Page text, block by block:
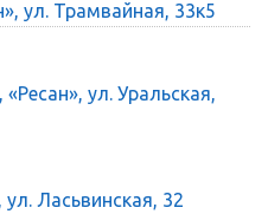
ул. Трамвайная, 33к5
ул. Уральская,
Ласьвинская, 32